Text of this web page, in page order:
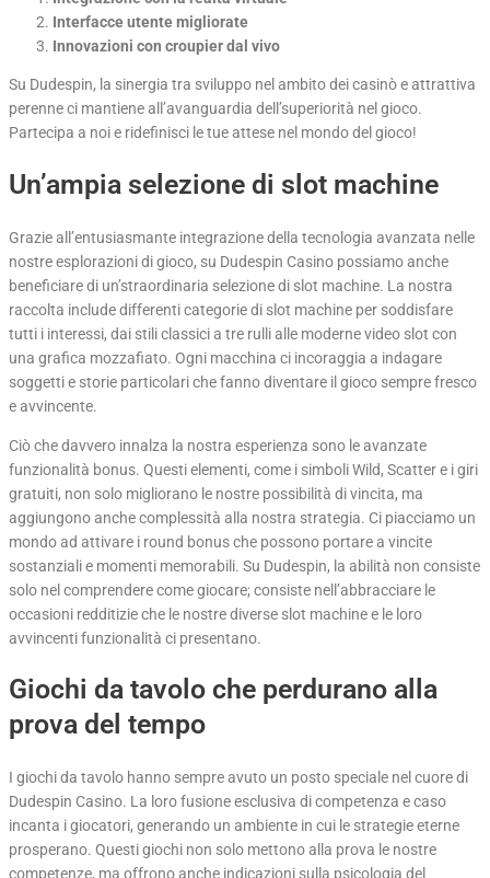
Interfacce utente migliorate
Innovazioni con croupier dal vivo
Su Dudespin, la sinergia tra sviluppo nel ambito dei casinò e attrattiva
perenne ci mantiene all’avanguardia dell’superiorità nel gioco.
Partecipa a noi e ridefinisci le tue attese nel mondo del gioco!
Un’ampia selezione di slot machine
Grazie all’entusiasmante integrazione della tecnologia avanzata nelle
nostre esplorazioni di gioco, su Dudespin Casino possiamo anche
beneficiare di un’straordinaria selezione di slot machine. La nostra
raccolta include differenti categorie di slot machine per soddisfare
tutti i interessi, dai stili classici a tre rulli alle moderne video slot con
una grafica mozzafiato. Ogni macchina ci incoraggia a indagare
soggetti e storie particolari che fanno diventare il gioco sempre fresco
e avvincente.
Ciò che davvero innalza la nostra esperienza sono le avanzate
funzionalità bonus. Questi elementi, come i simboli Wild, Scatter e i giri
gratuiti, non solo migliorano le nostre possibilità di vincita, ma
aggiungono anche complessità alla nostra strategia. Ci piacciamo un
mondo ad attivare i round bonus che possono portare a vincite
sostanziali e momenti memorabili. Su Dudespin, la abilità non consiste
solo nel comprendere come giocare; consiste nell’abbracciare le
occasioni redditizie che le nostre diverse slot machine e le loro
avvincenti funzionalità ci presentano.
Giochi da tavolo che perdurano alla
prova del tempo
I giochi da tavolo hanno sempre avuto un posto speciale nel cuore di
Dudespin Casino. La loro fusione esclusiva di competenza e caso
incanta i giocatori, generando un ambiente in cui le strategie eterne
prosperano. Questi giochi non solo mettono alla prova le nostre
competenze, ma offrono anche indicazioni sulla psicologia del